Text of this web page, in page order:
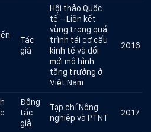
Tác
giả
Hội thảo Quốc
tế – Liên kết
vùng trong quá
trình tái cơ cấu
kinh tế và đổi
mới mô hình
tăng trưởng ở
Việt Nam
2016
Đồng
tác
giả
Tạp chí Nông
nghiệp và PTNT
2017